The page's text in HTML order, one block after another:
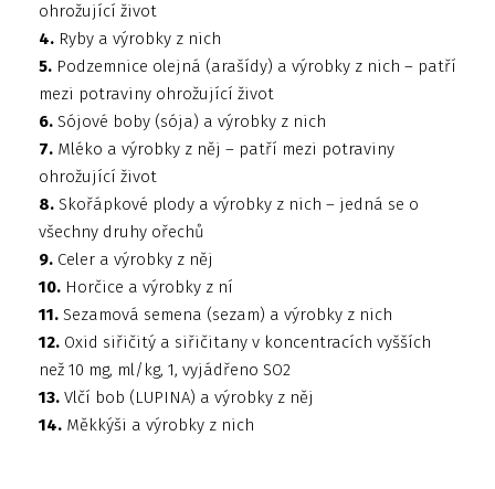
ohrožující život
4. Ryby a výrobky z nich
5. Podzemnice olejná (arašídy) a výrobky z nich – patří
mezi potraviny ohrožující život
6. Sójové boby (sója) a výrobky z nich
7. Mléko a výrobky z něj – patří mezi potraviny
ohrožující život
8. Skořápkové plody a výrobky z nich – jedná se o
všechny druhy ořechů
9. Celer a výrobky z něj
10. Horčice a výrobky z ní
11. Sezamová semena (sezam) a výrobky z nich
12. Oxid siřičitý a siřičitany v koncentracích vyšších
než 10 mg, ml/kg, 1, vyjádřeno SO2
13. Vlčí bob (LUPINA) a výrobky z něj
14. Měkkýši a výrobky z nich